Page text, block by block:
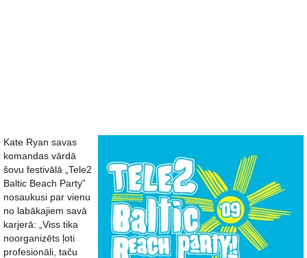
Kate Ryan savas
komandas vārdā
šovu festivālā „Tele2
Baltic Beach Party”
nosaukusi par vienu
no labākajiem savā
karjerā: „Viss tika
noorganizēts ļoti
profesionāli, taču